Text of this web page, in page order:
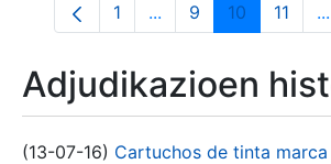
Orrialdea
1 ...Intermediate Pages
Orrialdea
9 Orrialdea
10 11 ...
Adjudikazioen
(13-07-16) Cartuchos de tinta